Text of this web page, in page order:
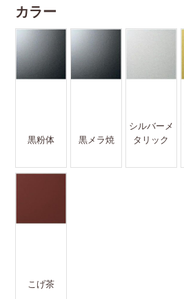
カラー
黒粉体 黒メラ焼
シルバーメ
タリック
こげ茶